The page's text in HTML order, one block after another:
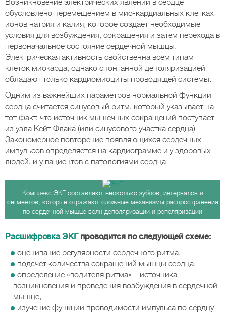
Возникновение электрических явлений в сердце
обусловлено перемещением в мио-кардиальных клетках
ионов натрия и калия, которое создает необходимые
условия для возбуждения, сокращения и затем перехода в
первоначальное состояние сердечной мышцы.
Электрическая активность свойственна всем типам
клеток миокарда, однако спонтанной деполяризацией
обладают только кардиомиоциты проводящей системы.
Одним из важнейших параметров нормальной функции
сердца считается синусовый ритм, который указывает на
тот факт, что источник мышечных сокращений поступает
из узла Кейт-Флака (или синусового участка сердца).
Закономерное повторение появляющихся сердечных
импульсов определяется на кардиограмме и у здоровых
людей, и у пациентов с патологиями сердца.
Комплекс ЭКГ составляют несколько зубцов, интервалов и
сегментов, которые отражают сложные механизмы распространения
по сердечной мышце волн деполяризации и реполяризации
Расшифровка ЭКГпроводится по следующей схеме:
оценивание регулярности сердечного ритма;
подсчет количества сокращений мышцы сердца;
определение «водителя ритма» – источника
возникновения и проведения возбуждения в сердечной
мышце;
изучение функции проводимости импульса по сердцу.